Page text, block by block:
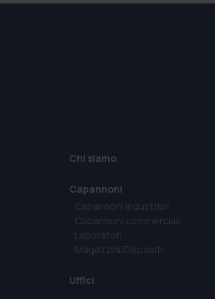
Chi siamo
Capannoni
Capannoni industriali
Capannoni commerciali
Laboratori
Magazzini/Depositi
Uffici